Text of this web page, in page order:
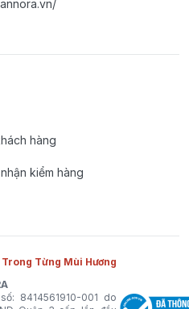
hàng
kiểm hàng
Trong Từng Mùi Hương
8414561910-001 do